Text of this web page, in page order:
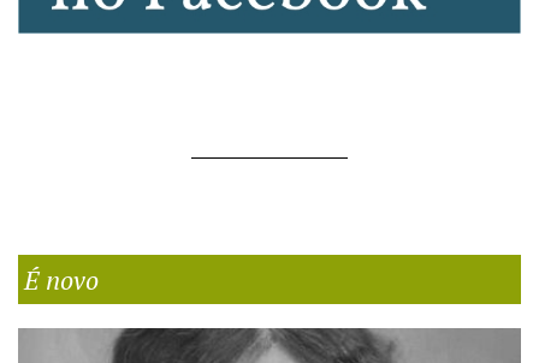
É novo